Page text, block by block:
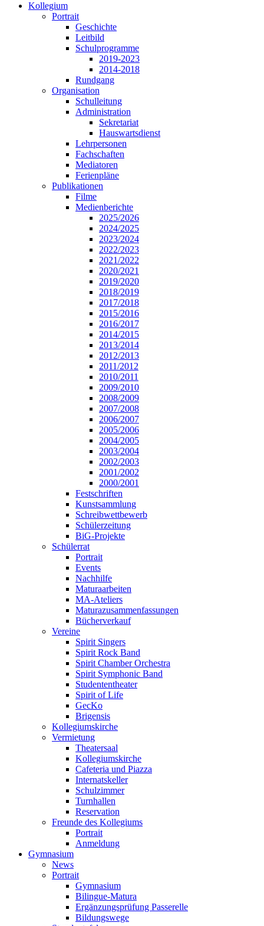
Kollegium
Portrait
Geschichte
Leitbild
Schulprogramme
2019-2023
2014-2018
Rundgang
Organisation
Schulleitung
Administration
Sekretariat
Hauswartsdienst
Lehrpersonen
Fachschaften
Mediatoren
Ferienpläne
Publikationen
Filme
Medienberichte
2025/2026
2024/2025
2023/2024
2022/2023
2021/2022
2020/2021
2019/2020
2018/2019
2017/2018
2015/2016
2016/2017
2014/2015
2013/2014
2012/2013
2011/2012
2010/2011
2009/2010
2008/2009
2007/2008
2006/2007
2005/2006
2004/2005
2003/2004
2002/2003
2001/2002
2000/2001
Festschriften
Kunstsammlung
Schreibwettbewerb
Schülerzeitung
BiG-Projekte
Schülerrat
Portrait
Events
Nachhilfe
Maturaarbeiten
MA-Ateliers
Maturazusammenfassungen
Bücherverkauf
Vereine
Spirit Singers
Spirit Rock Band
Spirit Chamber Orchestra
Spirit Symphonic Band
Studententheater
Spirit of Life
GecKo
Brigensis
Kollegiumskirche
Vermietung
Theatersaal
Kollegiumskirche
Cafeteria und Piazza
Internatskeller
Schulzimmer
Turnhallen
Reservation
Freunde des Kollegiums
Portrait
Anmeldung
Gymnasium
News
Portrait
Gymnasium
Bilingue-Matura
Ergänzungsprüfung Passerelle
Bildungswege